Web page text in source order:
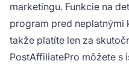
marketingu. Funkcie na
program pred neplatnými
takže platíte len za
PostAffiliatePro môžete s